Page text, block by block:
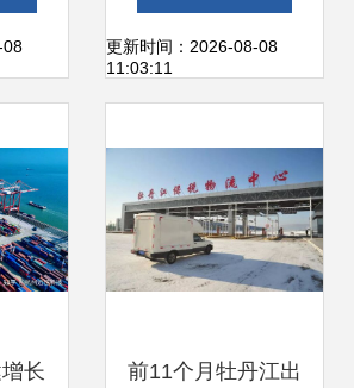
心
08
尘埃落定
更新时间：2026-08-08
11:03:11
长 前11个月牡丹江出